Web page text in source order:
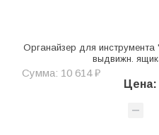
Органайзер для инструмента
выдвижн.
Сумма: 10 614 ₽
Цена: